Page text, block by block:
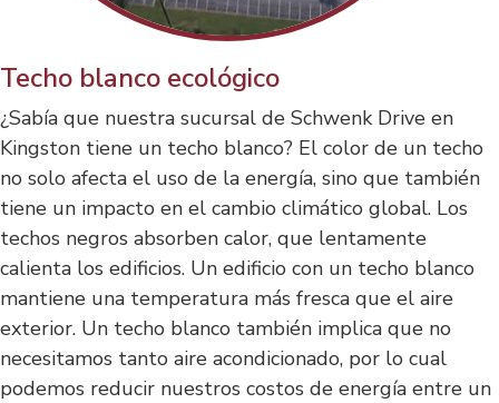
Techo blanco ecológico
¿Sabía que nuestra sucursal de Schwenk Drive en
Kingston tiene un techo blanco? El color de un techo
no solo afecta el uso de la energía, sino que también
tiene un impacto en el cambio climático global. Los
techos negros absorben calor, que lentamente
calienta los edificios. Un edificio con un techo blanco
mantiene una temperatura más fresca que el aire
exterior. Un techo blanco también implica que no
necesitamos tanto aire acondicionado, por lo cual
podemos reducir nuestros costos de energía entre un